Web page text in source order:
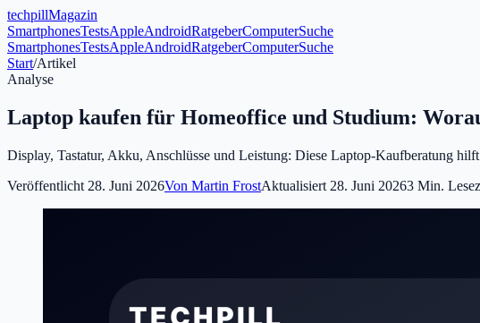
techpillMagazin
SmartphonesTestsAppleAndroidRatgeberComputerSuche
SmartphonesTestsAppleAndroidRatgeberComputerSuche
Start/Artikel
Analyse
Laptop kaufen für Homeoffice und Studium:
Display, Tastatur, Akku, Anschlüsse und Leistung: Diese Laptop-Kaufberatung
Veröffentlicht 28. Juni 2026Von Martin FrostAktualisiert 28. Juni 20263 Min.